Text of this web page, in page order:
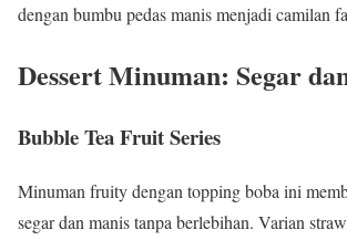
dengan bumbu pedas manis menjadi camilan
Dessert Minuman: Segar
Bubble Tea Fruit Series
Minuman fruity dengan topping boba ini
segar dan manis tanpa berlebihan. Varian